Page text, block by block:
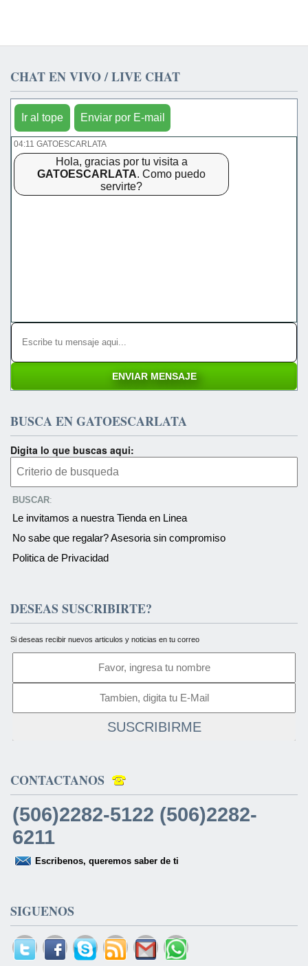
CHAT EN VIVO / LIVE CHAT
Ir al tope Enviar por E-mail
04:11 GATOESCARLATA
Hola, gracias por tu visita a
GATOESCARLATA. Como puedo
servirte?
BUSCA EN GATOESCARLATA
Digita lo que buscas aqui:
BUSCAR:
Le invitamos a nuestra Tienda en Linea
No sabe que regalar? Asesoria sin compromiso
Politica de Privacidad
DESEAS SUSCRIBIRTE?
Si deseas recibir nuevos articulos y noticias en tu correo
SUSCRIBIRME
CONTACTANOS
(506)2282-5122 (506)2282-
6211
Escribenos, queremos saber de ti
SIGUENOS